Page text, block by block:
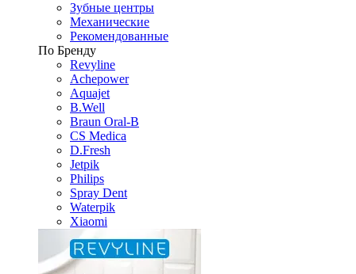
Зубные центры
Механические
Рекомендованные
По Бренду
Revyline
Achepower
Aquajet
B.Well
Braun Oral-B
CS Medica
D.Fresh
Jetpik
Philips
Spray Dent
Waterpik
Xiaomi